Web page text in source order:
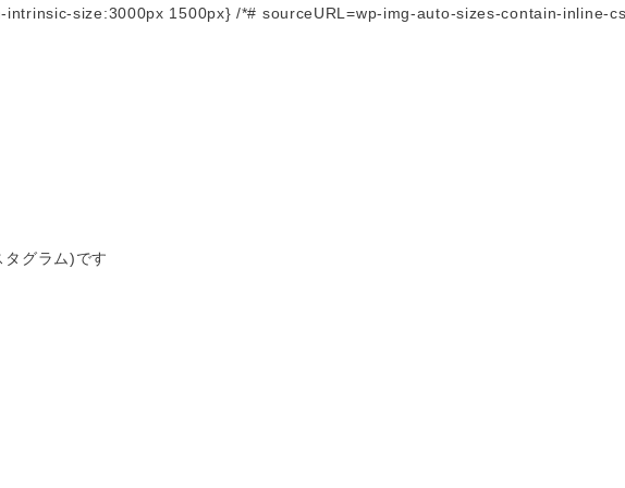
size:3000px 1500px} /*# sourceURL=wp-img-auto-sizes-contain-inline-